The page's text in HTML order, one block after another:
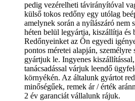
pedig vezérelheti távirányítóval
külső tokos redőny egy utólag
amelynek során a nyílászáró nem
héten belül legyártja, kiszállítja és
Redőnyeinket az Ön egyedi
pontos méretei alapján, személyre
gyártjuk le. Ingyenes
tanácsadással várjuk leendő
környékén. Az általunk gyártot
minőségűek, remek ár / érték
2 év garanciát vállalunk rájuk.